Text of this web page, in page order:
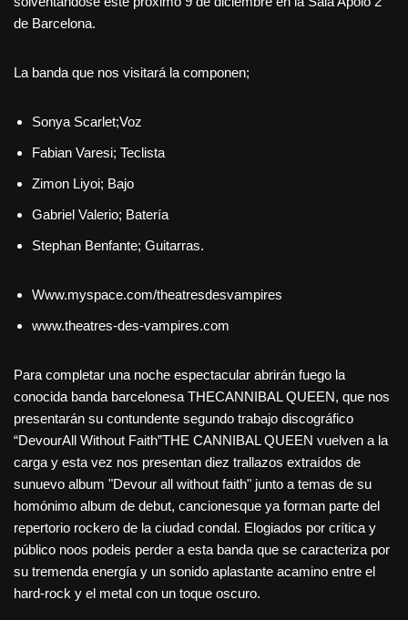
de Barcelona.
La banda que nos visitará la componen;
Sonya Scarlet;Voz
Fabian Varesi; Teclista
Zimon Liyoi; Bajo
Gabriel Valerio; Batería
Stephan Benfante; Guitarras.
Www.myspace.com/theatresdesvampires
www.theatres-des-vampires.com
Para completar una noche espectacular abrirán fuego la
conocida banda barcelonesa THECANNIBAL QUEEN, que nos
presentarán su contundente segundo trabajo discográfico
“DevourAll Without Faith”THE CANNIBAL QUEEN vuelven a la
carga y esta vez nos presentan diez trallazos extraídos de
sunuevo album "Devour all without faith" junto a temas de su
homónimo album de debut, cancionesque ya forman parte del
repertorio rockero de la ciudad condal. Elogiados por crítica y
público noos podeis perder a esta banda que se caracteriza por
su tremenda energía y un sonido aplastante acamino entre el
hard-rock y el metal con un toque oscuro.